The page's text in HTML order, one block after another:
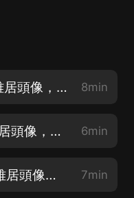
0001 最強掌門系統（點雅居頭像，進主頁加官方粉絲群，催更加更福利都可以哦！） 8min
002 法術瞬間圓滿（點雅居頭像，進主頁加官方粉絲群，催更加更福利都可以哦！） 6min
0003 赤蛇派的挑戰（點雅居頭像，進主頁加官方粉絲群，催更加更福利都可以哦！） 7min